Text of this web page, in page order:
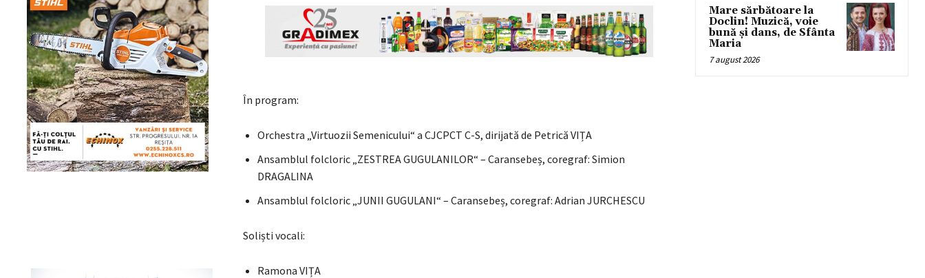
În program:
Orchestra „Virtuozii Semenicului“ a CJCPCT C-S, dirijată de Petrică VIȚA
Ansamblul folcloric „ZESTREA GUGULANILOR“ – Caransebeș, coregraf: Simion
DRAGALINA
Ansamblul folcloric „JUNII GUGULANI“ – Caransebeș, coregraf: Adrian JURCHESCU
Soliști vocali:
Ramona VIȚA
Mare sărbătoare la
Doclin! Muzică, voie
bună și dans, de Sfânta
Maria
7 august 2026